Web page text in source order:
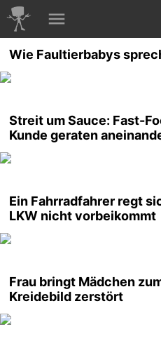
Wie Faultierbabys
Streit um Sauce: Fast-
Kunde geraten
Ein Fahrradfahrer regt
LKW nicht vorbeikommt
Frau bringt Mädchen
Kreidebild zerstört